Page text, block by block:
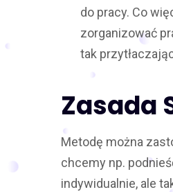
do pracy. Co
zorganizować
tak
Zasada
Metodę można
chcemy np.
indywidualnie, ale